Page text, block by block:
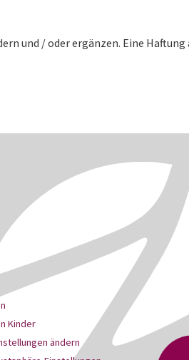
und / oder ergänzen. Eine Haftung
Kinder
ändern